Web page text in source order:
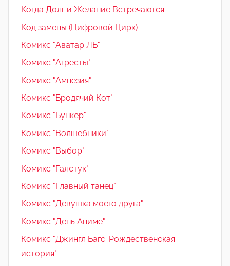
Когда Долг и Желание Встречаются
Код замены (Цифровой Цирк)
Комикс "Аватар ЛБ"
Комикс "Агресты"
Комикс "Амнезия"
Комикс "Бродячий Кот"
Комикс "Бункер"
Комикс "Волшебники"
Комикс "Выбор"
Комикс "Галстук"
Комикс "Главный танец"
Комикс "Девушка моего друга"
Комикс "День Аниме"
Комикс "Джингл Багс. Рождественская
история"